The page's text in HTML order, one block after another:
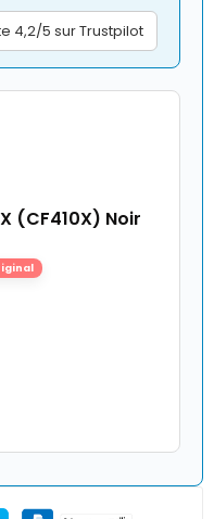
4,2/5 sur Trustpilot
(CF410X) Noir